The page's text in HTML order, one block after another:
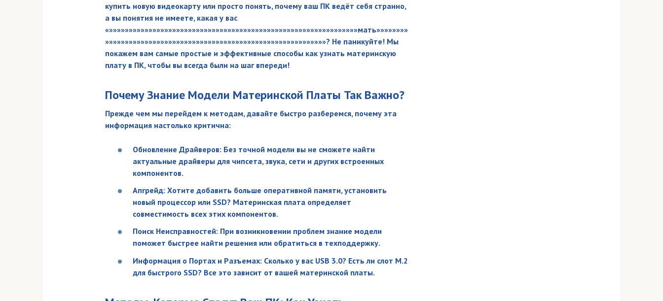
купить новую видеокарту или просто понять, почему ваш ПК ведёт себя странно,
а вы понятия не имеете, какая у вас
«»»»»»»»»»»»»»»»»»»»»»»»»»»»»»»»»»»»»»»»»»»»»»»»»»»»»»»»»»»»»»»»мать»»»»»»»»
»»»»»»»»»»»»»»»»»»»»»»»»»»»»»»»»»»»»»»»»»»»»»»»»»»»»»»»»? Не паникуйте! Мы
покажем вам самые простые и эффективные способы как узнать материнскую
плату в ПК, чтобы вы всегда были на шаг впереди!
Почему Знание Модели Материнской Платы Так Важно?
Прежде чем мы перейдем к методам, давайте быстро разберемся, почему эта
информация настолько критична:
Обновление Драйверов: Без точной модели вы не сможете найти
актуальные драйверы для чипсета, звука, сети и других встроенных
компонентов.
Апгрейд: Хотите добавить больше оперативной памяти, установить
новый процессор или SSD? Материнская плата определяет
совместимость всех этих компонентов.
Поиск Неисправностей: При возникновении проблем знание модели
поможет быстрее найти решения или обратиться в техподдержку.
Информация о Портах и Разъемах: Сколько у вас USB 3.0? Есть ли слот M.2
для быстрого SSD? Все это зависит от вашей материнской платы.